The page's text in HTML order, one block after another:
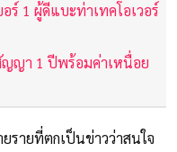
ร์ 1 ผู้ดีแบะท่าเทคโอเวอร์
ญญา 1 ปีพร้อมค่าเหนื่อย
ายที่ตกเป็นข่าวว่าสนใจ